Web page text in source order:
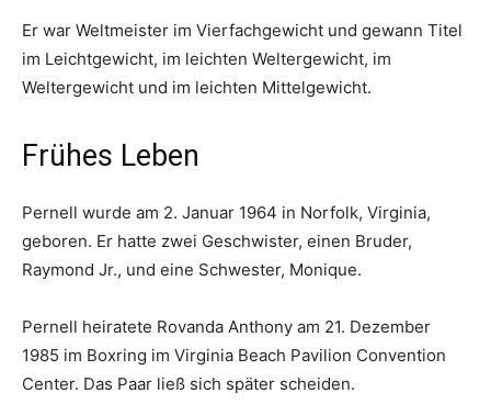
Er war Weltmeister im Vierfachgewicht und gewann Titel
im Leichtgewicht, im leichten Weltergewicht, im
Weltergewicht und im leichten Mittelgewicht.
Frühes Leben
Pernell wurde am 2. Januar 1964 in Norfolk, Virginia,
geboren. Er hatte zwei Geschwister, einen Bruder,
Raymond Jr., und eine Schwester, Monique.
Pernell heiratete Rovanda Anthony am 21. Dezember
1985 im Boxring im Virginia Beach Pavilion Convention
Center. Das Paar ließ sich später scheiden.